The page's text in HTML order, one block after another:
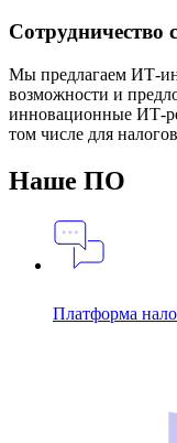
Сотрудничество
Мы предлагаем ИТ-
возможности и
инновационные ИТ-
том числе для
Наше ПО
Платформа